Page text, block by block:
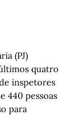
(PJ)
quatro
inspetores
440 pessoas
para